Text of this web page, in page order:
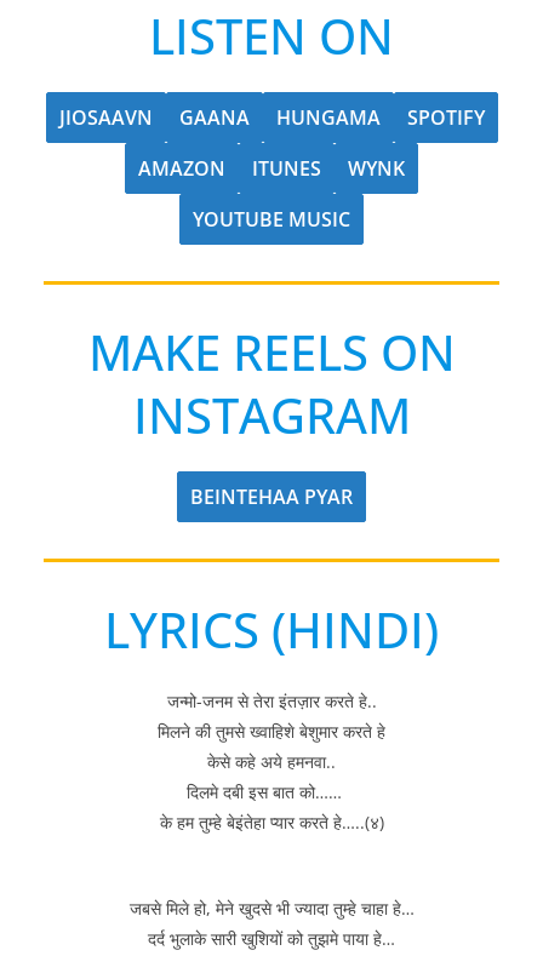
LISTEN ON
JIOSAAVN GAANA HUNGAMA
SPOTIFY
AMAZON
ITUNES
WYNK
YOUTUBE MUSIC
MAKE REELS ON
INSTAGRAM
BEINTEHAA PYAR
LYRICS (HINDI)
जन्मो-जनम से तेरा इंतज़ार करते हे..
मिलने की तुमसे ख्वाहिशे बेशुमार करते हे
केसे कहे अये हमनवा..
दिलमे दबी इस बात को……
के हम तुम्हे बेइंतेहा प्यार करते हे…..(४)
जबसे मिले हो, मेने खुदसे भी ज्यादा तुम्हे चाहा हे…
दर्द भुलाके सारी खुशियों को तुझमे पाया हे…